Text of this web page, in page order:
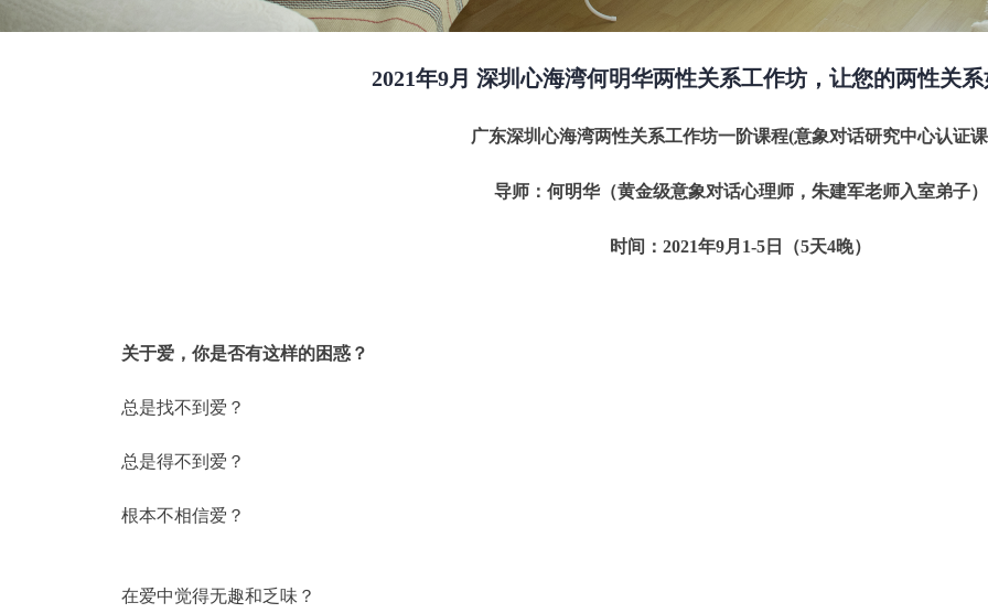
2021年9月 深圳心海湾何明华两性关系工作坊，让您的两性关
广东深圳心海湾两性关系工作坊一阶课程(意象对话研究中心认证
导师：何明华（黄金级意象对话心理师，朱建军老师入室弟子）
时间：2021年9月1-5日（5天4晚）
关于爱，你是否有这样的困惑？
总是找不到爱？
总是得不到爱？
根本不相信爱？
在爱中觉得无趣和乏味？